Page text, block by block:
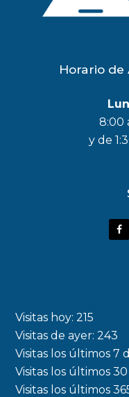
Horario de
8:00
y de
F
o
k
Visitas hoy:215
Visitas de ayer:243
Visitas los últimos 7
Visitas los últimos
Visitas los últimos